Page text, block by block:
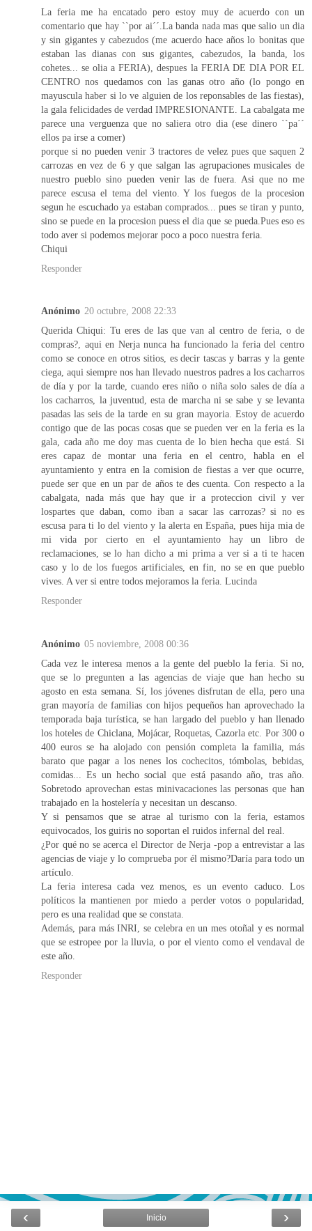
La feria me ha encatado pero estoy muy de acuerdo con un
comentario que hay ``por ai´´.La banda nada mas que salio un dia
y sin gigantes y cabezudos (me acuerdo hace años lo bonitas que
estaban las dianas con sus gigantes, cabezudos, la banda, los
cohetes... se olia a FERIA), despues la FERIA DE DIA POR EL
CENTRO nos quedamos con las ganas otro año (lo pongo en
mayuscula haber si lo ve alguien de los reponsables de las fiestas),
la gala felicidades de verdad IMPRESIONANTE. La cabalgata me
parece una verguenza que no saliera otro dia (ese dinero ``pa´´
ellos pa irse a comer)
porque si no pueden venir 3 tractores de velez pues que saquen 2
carrozas en vez de 6 y que salgan las agrupaciones musicales de
nuestro pueblo sino pueden venir las de fuera. Asi que no me
parece escusa el tema del viento. Y los fuegos de la procesion
segun he escuchado ya estaban comprados... pues se tiran y punto,
sino se puede en la procesion puess el dia que se pueda.Pues eso es
todo aver si podemos mejorar poco a poco nuestra feria.
Chiqui
Responder
Anónimo 20 octubre, 2008 22:33
Querida Chiqui: Tu eres de las que van al centro de feria, o de
compras?, aqui en Nerja nunca ha funcionado la feria del centro
como se conoce en otros sitios, es decir tascas y barras y la gente
ciega, aqui siempre nos han llevado nuestros padres a los cacharros
de día y por la tarde, cuando eres niño o niña solo sales de día a
los cacharros, la juventud, esta de marcha ni se sabe y se levanta
pasadas las seis de la tarde en su gran mayoria. Estoy de acuerdo
contigo que de las pocas cosas que se pueden ver en la feria es la
gala, cada año me doy mas cuenta de lo bien hecha que está. Si
eres capaz de montar una feria en el centro, habla en el
ayuntamiento y entra en la comision de fiestas a ver que ocurre,
puede ser que en un par de años te des cuenta. Con respecto a la
cabalgata, nada más que hay que ir a proteccion civil y ver
lospartes que daban, como iban a sacar las carrozas? si no es
escusa para ti lo del viento y la alerta en España, pues hija mia de
mi vida por cierto en el ayuntamiento hay un libro de
reclamaciones, se lo han dicho a mi prima a ver si a ti te hacen
caso y lo de los fuegos artificiales, en fin, no se en que pueblo
vives. A ver si entre todos mejoramos la feria. Lucinda
Responder
Anónimo 05 noviembre, 2008 00:36
Cada vez le interesa menos a la gente del pueblo la feria. Si no,
que se lo pregunten a las agencias de viaje que han hecho su
agosto en esta semana. Sí, los jóvenes disfrutan de ella, pero una
gran mayoría de familias con hijos pequeños han aprovechado la
temporada baja turística, se han largado del pueblo y han llenado
los hoteles de Chiclana, Mojácar, Roquetas, Cazorla etc. Por 300 o
400 euros se ha alojado con pensión completa la familia, más
barato que pagar a los nenes los cochecitos, tómbolas, bebidas,
comidas... Es un hecho social que está pasando año, tras año.
Sobretodo aprovechan estas minivacaciones las personas que han
trabajado en la hostelería y necesitan un descanso.
Y si pensamos que se atrae al turismo con la feria, estamos
equivocados, los guiris no soportan el ruidos infernal del real.
¿Por qué no se acerca el Director de Nerja -pop a entrevistar a las
agencias de viaje y lo comprueba por él mismo?Daría para todo un
artículo.
La feria interesa cada vez menos, es un evento caduco. Los
políticos la mantienen por miedo a perder votos o popularidad,
pero es una realidad que se constata.
Además, para más INRI, se celebra en un mes otoñal y es normal
que se estropee por la lluvia, o por el viento como el vendaval de
este año.
Responder
‹ ›
Inicio